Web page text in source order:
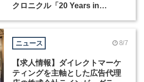
クロニクル「20 Years in
ニュース 8/7
【求人情報】ダイレクトマーケ
ティングを主軸とした広告代理